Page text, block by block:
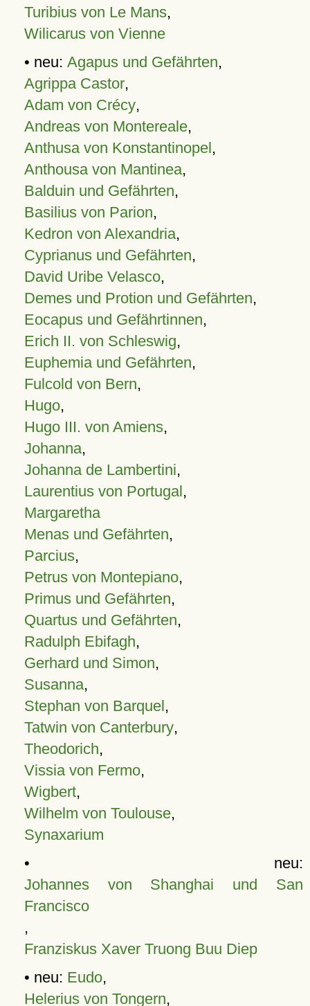
Turibius von Le Mans,
Wilicarus von Vienne
• neu: Agapus und Gefährten,
Agrippa Castor,
Adam von Crécy,
Andreas von Montereale,
Anthusa von Konstantinopel,
Anthousa von Mantinea,
Balduin und Gefährten,
Basilius von Parion,
Kedron von Alexandria,
Cyprianus und Gefährten,
David Uribe Velasco,
Demes und Protion und Gefährten,
Eocapus und Gefährtinnen,
Erich II. von Schleswig,
Euphemia und Gefährten,
Fulcold von Bern,
Hugo,
Hugo III. von Amiens,
Johanna,
Johanna de Lambertini,
Laurentius von Portugal,
Margaretha
Menas und Gefährten,
Parcius,
Petrus von Montepiano,
Primus und Gefährten,
Quartus und Gefährten,
Radulph Ebifagh,
Gerhard und Simon,
Susanna,
Stephan von Barquel,
Tatwin von Canterbury,
Theodorich,
Vissia von Fermo,
Wigbert,
Wilhelm von Toulouse,
Synaxarium
• neu:
Johannes von Shanghai und San
Francisco
,
Franziskus Xaver Truong Buu Diep
• neu: Eudo,
Helerius von Tongern,